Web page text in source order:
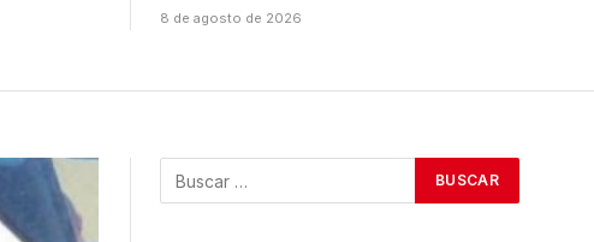
8 de agosto de 2026